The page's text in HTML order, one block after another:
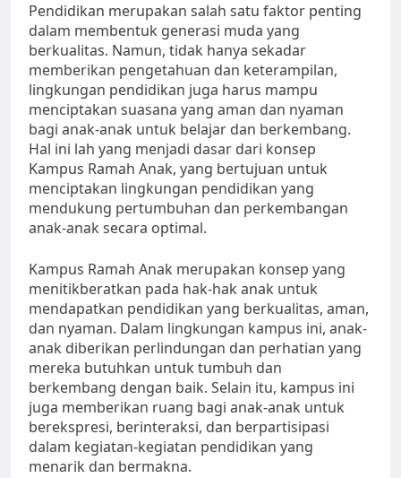
Pendidikan merupakan salah satu faktor penting
dalam membentuk generasi muda yang
berkualitas. Namun, tidak hanya sekadar
memberikan pengetahuan dan keterampilan,
lingkungan pendidikan juga harus mampu
menciptakan suasana yang aman dan nyaman
bagi anak-anak untuk belajar dan berkembang.
Hal ini lah yang menjadi dasar dari konsep
Kampus Ramah Anak, yang bertujuan untuk
menciptakan lingkungan pendidikan yang
mendukung pertumbuhan dan perkembangan
anak-anak secara optimal.
Kampus Ramah Anak merupakan konsep yang
menitikberatkan pada hak-hak anak untuk
mendapatkan pendidikan yang berkualitas, aman,
dan nyaman. Dalam lingkungan kampus ini, anak-
anak diberikan perlindungan dan perhatian yang
mereka butuhkan untuk tumbuh dan
berkembang dengan baik. Selain itu, kampus ini
juga memberikan ruang bagi anak-anak untuk
berekspresi, berinteraksi, dan berpartisipasi
dalam kegiatan-kegiatan pendidikan yang
menarik dan bermakna.